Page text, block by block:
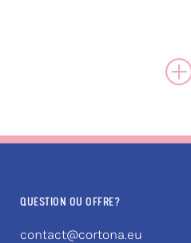
QUESTION OU OFFRE?
contact@cortona.eu